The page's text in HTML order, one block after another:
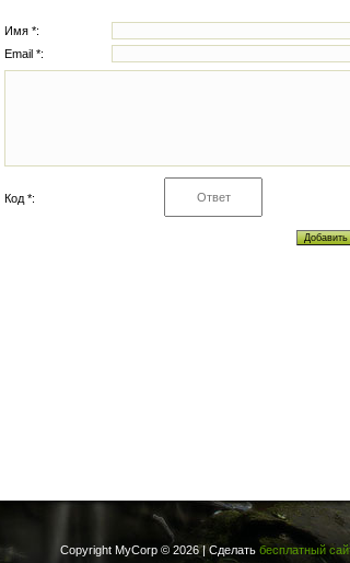
Имя *:
Email *:
Код *:
Copyright MyCorp © 2026|Сделать бесплатный